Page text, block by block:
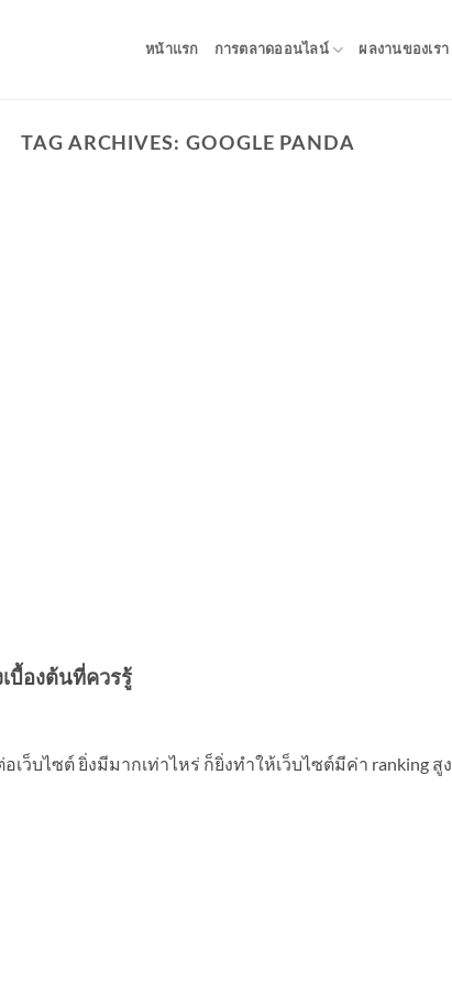
หน้าแรก การตลาดออนไลน์ ผลงานของเรา
TAG ARCHIVES: GOOGLE PANDA
บื้องต้นที่ควรรู้
ว็บไซต์ ยิ่งมีมากเท่าไหร่ ก็ยิ่งทำให้เว็บไซต์มีค่า ranking สูง